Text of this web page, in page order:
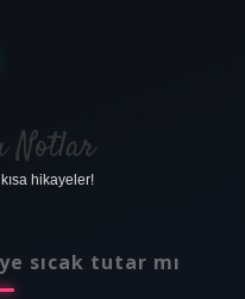
Notlar
hikayeler!
sıcak tutar mı